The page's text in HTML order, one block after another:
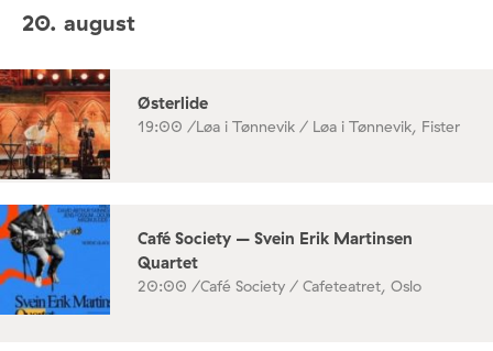
20. august
Østerlide
19:00 /Løa i Tønnevik / Løa i Tønnevik, Fister
Café Society – Svein Erik Martinsen
Quartet
20:00 /Café Society / Cafeteatret, Oslo